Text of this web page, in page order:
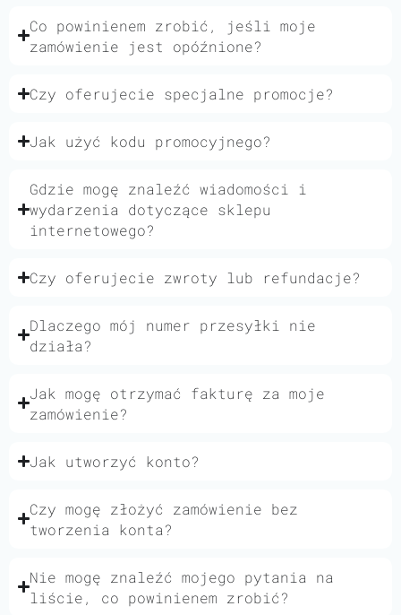
Co powinienem zrobić, jeśli moje
zamówienie jest opóźnione?
Czy oferujecie specjalne promocje?
Jak użyć kodu promocyjnego?
Gdzie mogę znaleźć wiadomości i
wydarzenia dotyczące sklepu
internetowego?
Czy oferujecie zwroty lub refundacje?
Dlaczego mój numer przesyłki nie
działa?
Jak mogę otrzymać fakturę za moje
zamówienie?
Jak utworzyć konto?
Czy mogę złożyć zamówienie bez
tworzenia konta?
Nie mogę znaleźć mojego pytania na
liście, co powinienem zrobić?